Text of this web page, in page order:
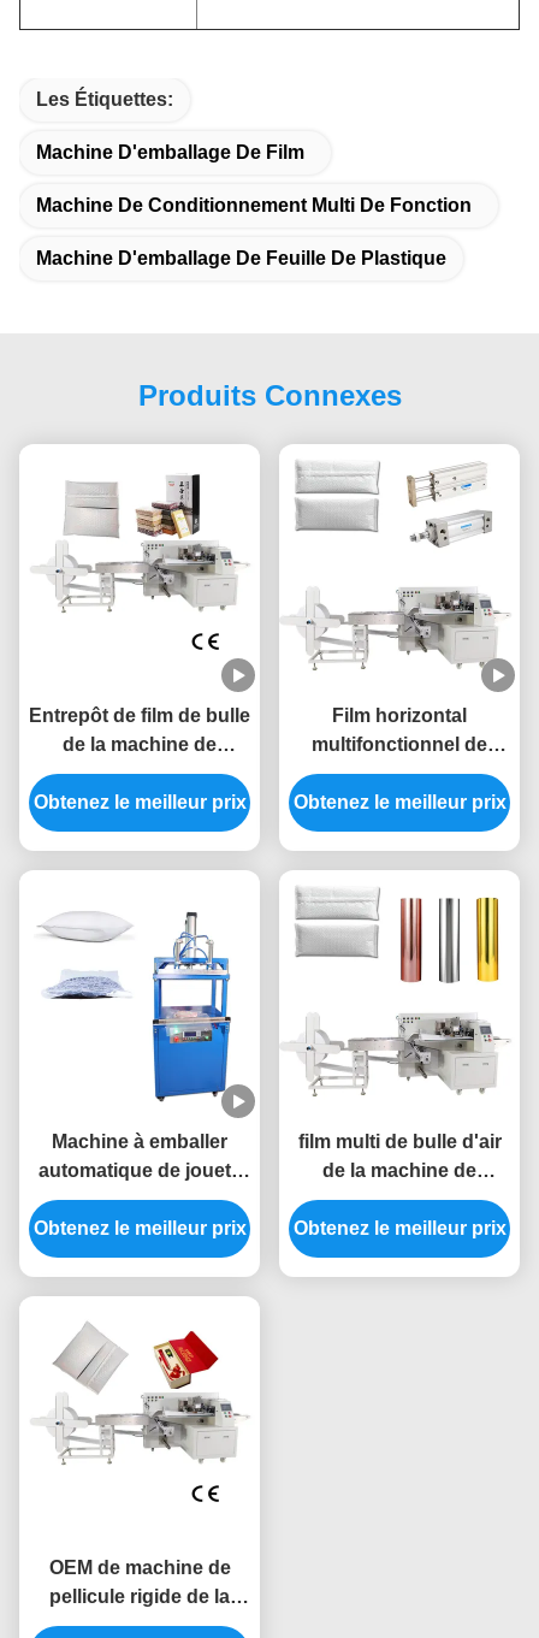
Les Étiquettes:
Machine D'emballage De Film
Machine De Conditionnement Multi De Fonction
Machine D'emballage De Feuille De Plastique
Produits Connexes
Entrepôt de film de bulle
de la machine de
conditionnement de film
de brique de riz 1100Kg
Obtenez le meilleur prix
Film horizontal
multifonctionnel de
bulle d'air de
servocommande de
machine de
Obtenez le meilleur prix
Machine à emballer
automatique de jouets
de machine de
conditionnement de sac
d'oreiller des produits
Obtenez le meilleur prix
film multi de bulle d'air
de la machine de
conditionnement de film
de la fonction 220v
2.6kw
Obtenez le meilleur prix
OEM de machine de
pellicule rigide de la
bulle 220V/de machine